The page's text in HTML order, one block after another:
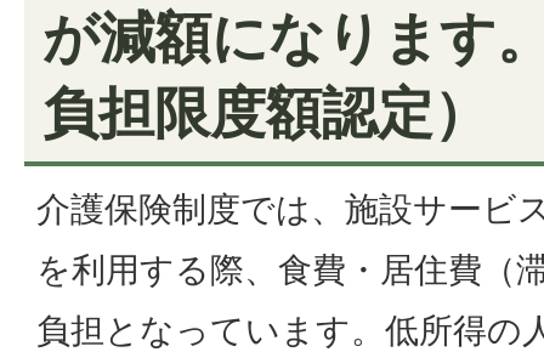
が減額になります
負担限度額認定）
介護保険制度では、施設サービ
を利用する際、食費・居住費（
負担となっています。低所得の